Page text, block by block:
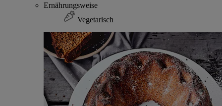
Ernährungsweise
Vegetarisch